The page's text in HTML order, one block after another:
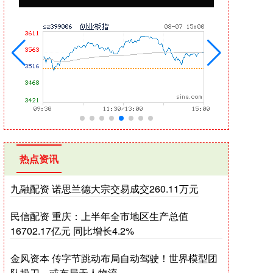
热点资讯
九融配资 诺思兰德大宗交易成交260.11万元
民信配资 重庆：上半年全市地区生产总值
16702.17亿元 同比增长4.2%
金风资本 传字节跳动布局自动驾驶！世界模型团